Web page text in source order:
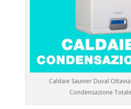
Caldaie Saunier Duval
Condensazione